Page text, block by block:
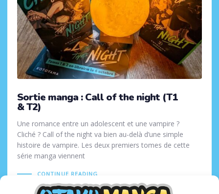
Sortie manga : Call of the night (T1
& T2)
Une romance entre un adolescent et une vampire ?
Cliché ? Call of the night va bien au-delà d’une simple
histoire de vampire. Les deux premiers tomes de cette
série manga viennent
CONTINUE READING